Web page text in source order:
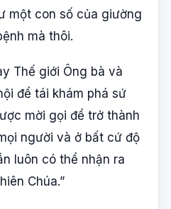
một con số của giường
mà thôi.
Thế giới Ông bà và
để tái khám phá sứ
mời gọi để trở thành
người và ở bất cứ độ
luôn có thể nhận ra
Chúa.”